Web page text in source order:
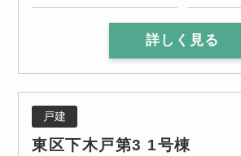
詳しく見る
戸建
東区下木戸第3 1号棟